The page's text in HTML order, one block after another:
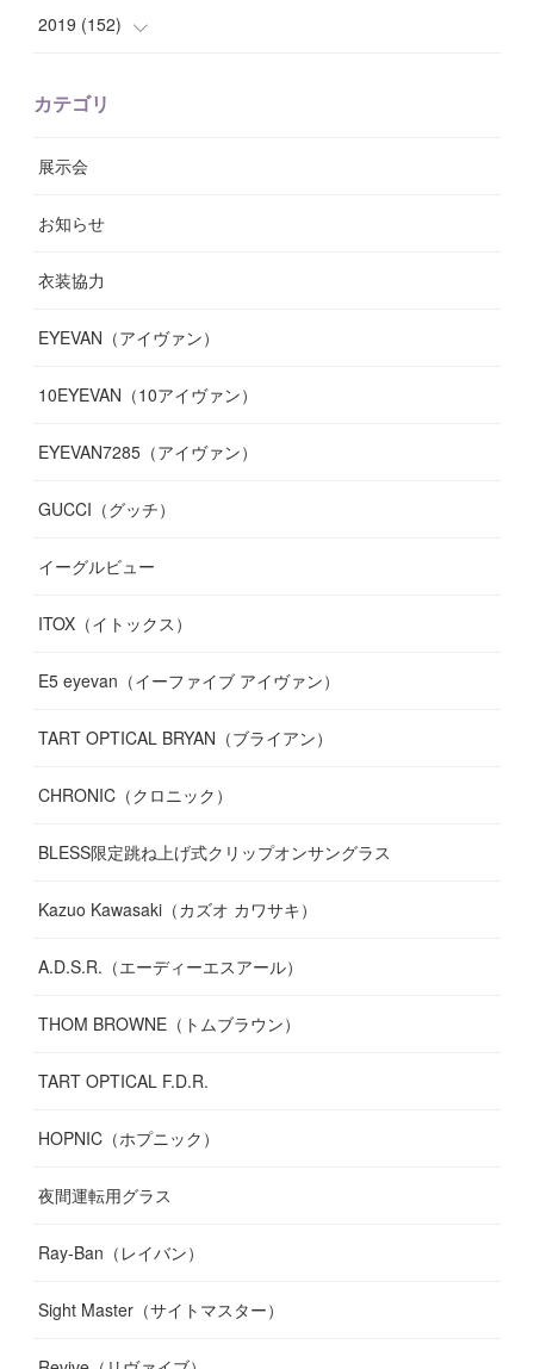
9
(14
(8
(9
( 11)
(14
(19
(12)
(10)
( 6)
(12
(10
(17)
(11)
(10)
(8)
(9
(7
(7
(10)
(11)
12)
(13)
(3
( 7
(13)
(11)
(13)
7)
(12)
(7)
(
( 5
(8)
(12)
11)
(13)
(13)
2019 (152)
(10 )
(10)
13)
(16)
(14)
(17)
カテゴリ
展示会
お知らせ
衣装協力
EYEVAN（アイヴァン）
10EYEVAN（10アイヴァン）
EYEVAN7285（アイヴァン）
GUCCI（グッチ）
イーグルビュー
ITOX（イトックス）
E5 eyevan（イーファイブ アイヴァン）
TART OPTICAL BRYAN（ブライアン）
CHRONIC（クロニック）
BLESS限定跳ね上げ式クリップオンサングラス
Kazuo Kawasaki（カズオ カワサキ）
A.D.S.R.（エーディーエスアール）
THOM BROWNE（トムブラウン）
TART OPTICAL F.D.R.
HOPNIC（ホプニック）
夜間運転用グラス
Ray-Ban（レイバン）
Sight Master（サイトマスター）